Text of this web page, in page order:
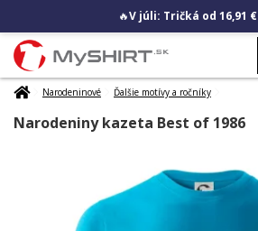
🔥V júli: Tričká od 16,91 €
Narodeninové Ďalšie motívy a ročníky
Narodeniny kazeta Best of 1986